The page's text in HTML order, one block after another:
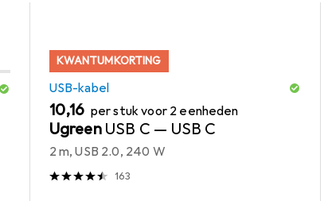
KWANTUMKORTING
USB-kabel
EUR
10,16 per stuk voor 2 eenheden
Ugreen USB C — USB C
2 m, USB 2.0, 240 W
163